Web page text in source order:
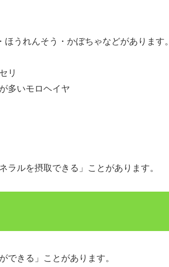
うれんそう・かぼちゃなどがあります。
リ
多いモロヘイヤ
ラルを摂取できる」ことがあります。
できる」ことがあります。